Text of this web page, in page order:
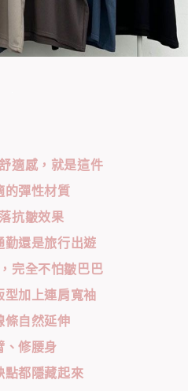
適感，就是這件
的彈性材質
抗皺效果
勤還是旅行出遊
完全不怕皺巴巴
型加上連肩寬袖
條自然延伸
、修腰身
點都隱藏起來